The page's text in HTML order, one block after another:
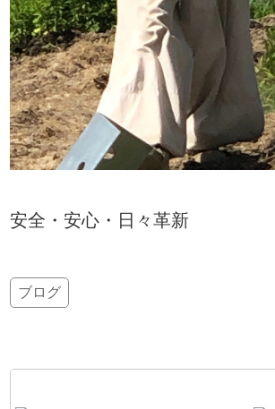
安全・安心・日々革新
ブログ